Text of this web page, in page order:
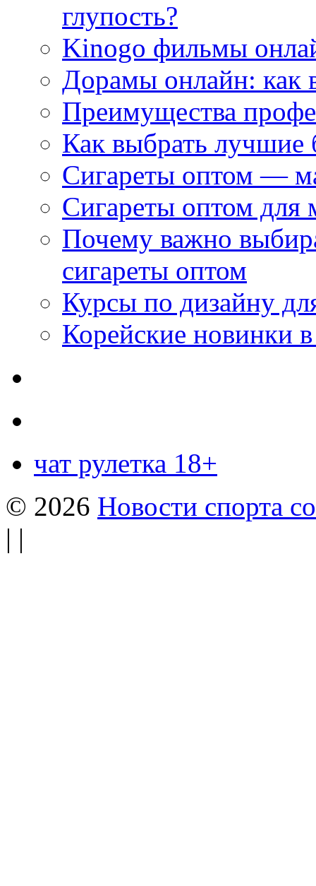
глупость?
Kinogo фильмы
Дорамы онлайн: как
Преимущества
Как выбрать
Сигареты оптом —
Сигареты оптом для
Почему важно
сигареты оптом
Курсы по дизайну
Корейские новинки
чат рулетка 18+
© 2026 Новости спорта
| |